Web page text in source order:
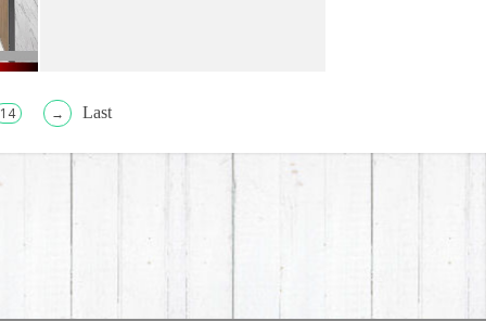
14 → Last